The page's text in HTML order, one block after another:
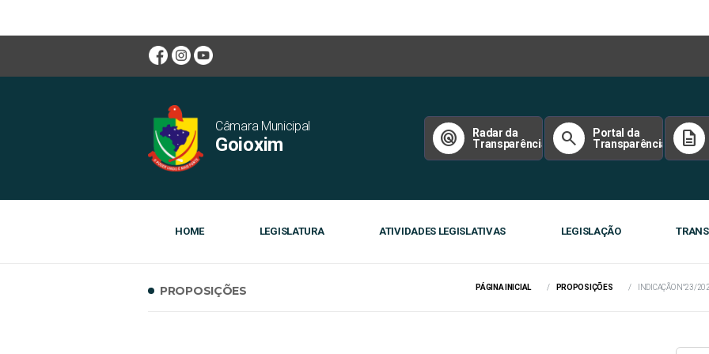
Câmara Municipal
Goioxim radar
Radar da
Transparência
search
Portal da
Transparência
description
HOME LEGISLATURA ATIVIDADES LEGISLATIVAS LEGISLAÇÃO
PROPOSIÇÕES PÁGINA INICIAL PROPOSIÇÕES INDICAÇÃO N°23/